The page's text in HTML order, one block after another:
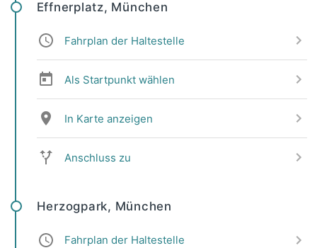
Effnerplatz, München
Fahrplan der Haltestelle
Als Startpunkt wählen
In Karte anzeigen
Anschluss zu
Herzogpark, München
Fahrplan der Haltestelle